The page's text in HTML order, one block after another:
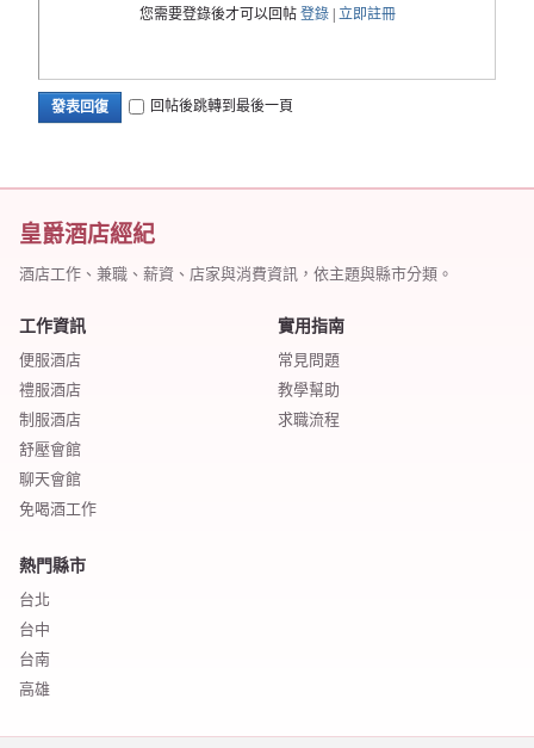
您需要登錄後才可以回帖 登錄| 立即註冊
發表回復 回帖後跳轉到最後一頁
皇爵酒店經紀
酒店工作、兼職、薪資、店家與消費資訊，依主題與縣市分類。
工作資訊
便服酒店
禮服酒店
制服酒店
舒壓會館
聊天會館
免喝酒工作
實用指南
常見問題
教學幫助
求職流程
熱門縣市
台北
台中
台南
高雄